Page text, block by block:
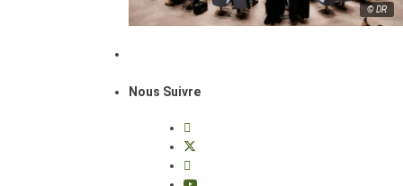
© DR
Nous Suivre